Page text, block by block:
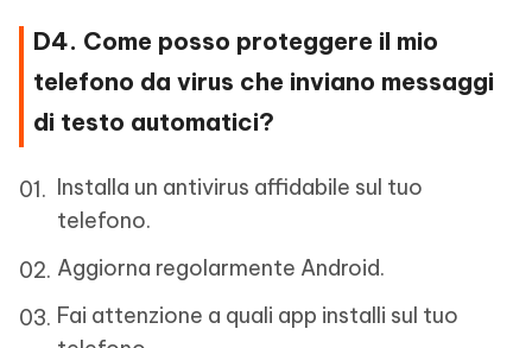
D4. Come posso proteggere il mio
telefono da virus che inviano messaggi
di testo automatici?
Installa un antivirus affidabile sul tuo
telefono.
Aggiorna regolarmente Android.
Fai attenzione a quali app installi sul tuo